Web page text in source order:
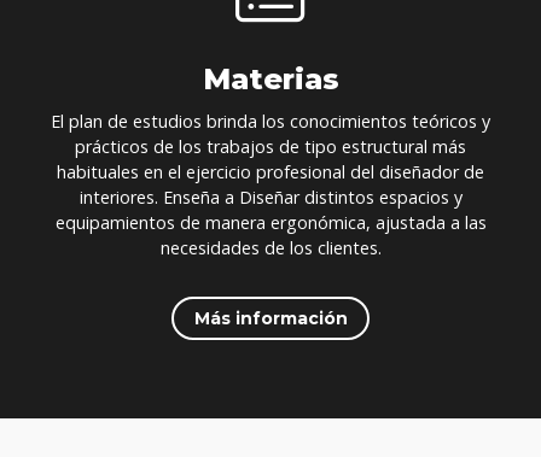
Materias
El plan de estudios brinda los conocimientos teóricos y
prácticos de los trabajos de tipo estructural más
habituales en el ejercicio profesional del diseñador de
interiores. Enseña a Diseñar distintos espacios y
equipamientos de manera ergonómica, ajustada a las
necesidades de los clientes.
Más información